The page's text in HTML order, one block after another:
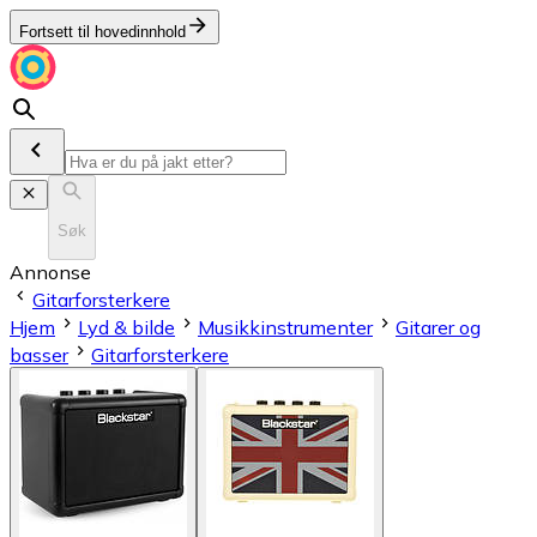
Fortsett til hovedinnhold
Søk
Annonse
Gitarforsterkere
Hjem
Lyd & bilde Musikkinstrumenter
Gitarer og
basser
Gitarforsterkere